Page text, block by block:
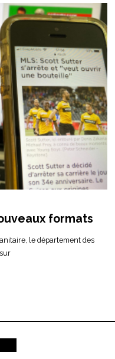
formats
le département des